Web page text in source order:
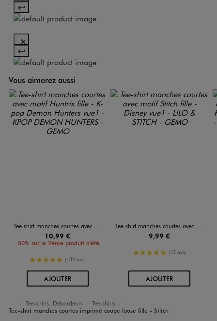
Vous aimerez aussi
Tee-shirt manches courtes avec motif Huntrix fille - K-pop Demon Hunters
10,99 €
-50% sur le 2ème produit d'été
5/5 de moyenne
(134 avis)
AJOUTERAU PANIER
Tee-shirt manches courtes avec motif Stitch fille - Disney
9,99 €
5/5 de moyenne
(72 avis)
AJOUTERAU PANIER
Accueil
Fille
Vêtements
Tee-shirts, Débardeurs
Tee-shirts
Tee-shirt manches courtes imprimé coupe loose fille - Stitch